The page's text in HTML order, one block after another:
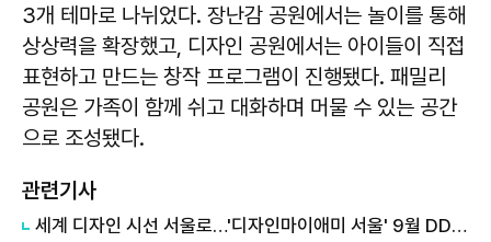
3개 테마로 나뉘었다. 장난감 공원에서는 놀이를 통해
상상력을 확장했고, 디자인 공원에서는 아이들이 직접
표현하고 만드는 창작 프로그램이 진행됐다. 패밀리
공원은 가족이 함께 쉬고 대화하며 머물 수 있는 공간
으로 조성됐다.
관련기사
세계 디자인 시선 서울로…'디자인마이애미 서울' 9월 DDP서 개최